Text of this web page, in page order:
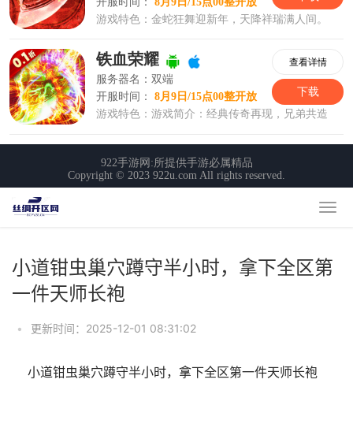
小道钳虫巢穴蹲守半小时，拿下全区第
一件天师长袍
• 更新时间：2025-12-01 08:31:02
小道钳虫巢穴蹲守半小时，拿下全区第一件天师长袍